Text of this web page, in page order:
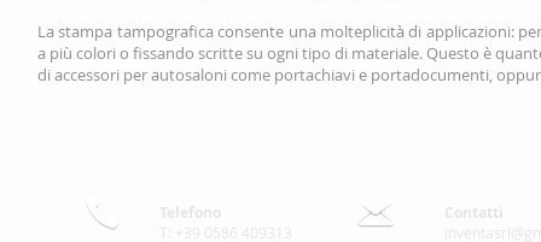
La stampa tampografica consente una molteplicità di applicazioni:
a più colori o fissando scritte su ogni tipo di materiale. Questo è
di accessori per autosaloni come portachiavi e portadocumenti,
Telefono
T: +39 0586 409313
Contatti